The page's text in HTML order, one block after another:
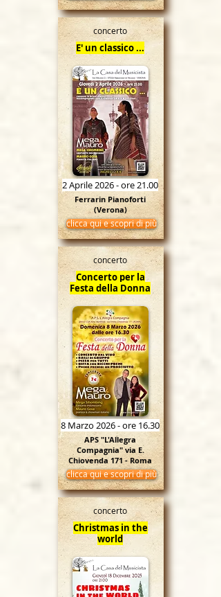
concerto
E' un classico ...
2 Aprile 2026 - ore 21.00
Ferrarin Pianoforti
(Verona)
clicca qui e scopri di più
concerto
Concerto per la
Festa della Donna
8 Marzo 2026 - ore 16.30
APS "L'Allegra
Compagnia" via E.
Chiovenda 171 - Roma
clicca qui e scopri di più
concerto
Christmas in the
world